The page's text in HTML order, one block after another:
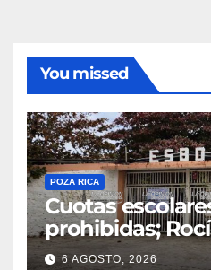
You missed
POZA RICA
Cuotas
prohibidas;
6 AGOSTO, 2026